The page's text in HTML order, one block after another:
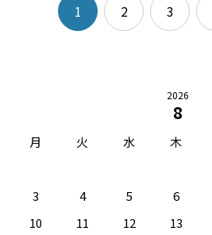
1 2 3
2026
8
月 火 水 木
3
4 5 6
10
11 12 13